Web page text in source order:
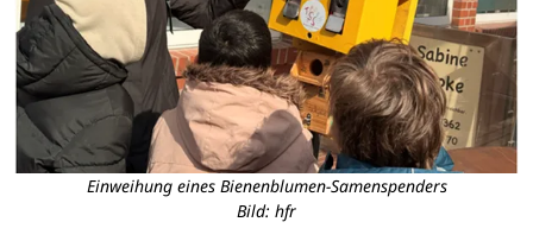
Einweihung eines Bienenblumen-Samenspenders
Bild: hfr